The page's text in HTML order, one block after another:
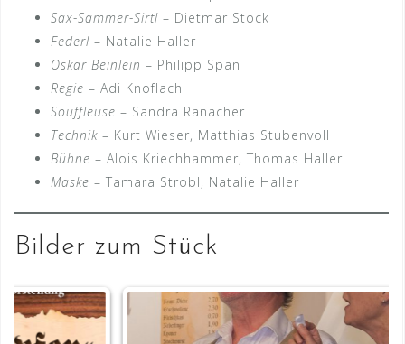
Sax-Sammer-Sirtl – Dietmar Stock
Federl – Natalie Haller
Oskar Beinlein – Philipp Span
Regie – Adi Knoflach
Souffleuse – Sandra Ranacher
Technik – Kurt Wieser, Matthias Stubenvoll
Bühne – Alois Kriechhammer, Thomas Haller
Maske – Tamara Strobl, Natalie Haller
Bilder zum Stück